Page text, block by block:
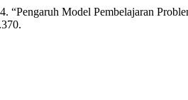
Model Pembelajaran